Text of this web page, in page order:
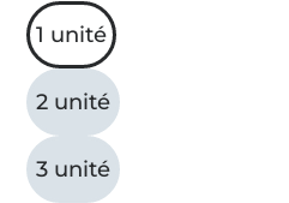
1 unité
2 unité
3 unité